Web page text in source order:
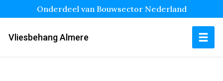
Onderdeel van Bouwsector Nederland
Vliesbehang Almere